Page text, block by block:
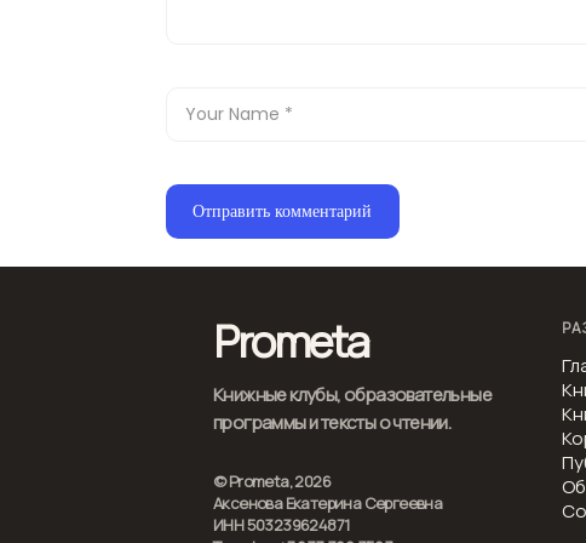
Prometa
Книжные клубы, образовательные
программы и тексты о чтении.
© Prometa, 2026
Аксенова Екатерина Сергеевна
ИНН 503239624871